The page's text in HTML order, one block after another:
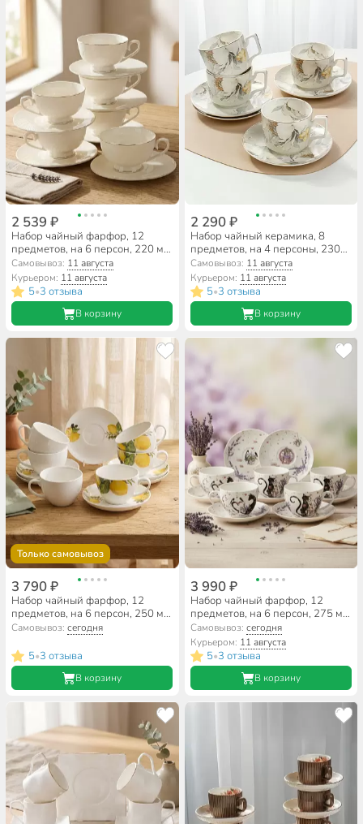
2 539 ₽
Набор чайный фарфор, 12
предметов, на 6 персон, 220 мл,
Balsford, Грация Линар, 101-
01076, подарочная упаковка
Самовывоз: 11 августа
Курьером: 11 августа
5•3 отзыва
В корзину
2 290 ₽
Набор чайный керамика, 8
предметов, на 4 персоны, 230
мл, Beatrix, Серебристый
цветок, МЛ134P/4, подарочная
упаковка
Самовывоз: 11 августа
Курьером: 11 августа
5•3 отзыва
В корзину
Только самовывоз
3 790 ₽
Набор чайный фарфор, 12
предметов, на 6 персон, 250 мл,
Lefard, Лимонное дерево, 358-
Самовывоз:сегодня
5•3 отзыва
В корзину
3 990 ₽
Набор чайный фарфор, 12
предметов, на 6 персон, 275 мл,
Lefard, Лавандовые коты, 425-
173, подарочная упаковка
Самовывоз: сегодня
Курьером: 11 августа
5•3 отзыва
В корзину